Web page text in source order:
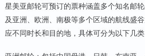
星美亚邮轮可预订的票种涵盖多个知名邮
及亚洲、欧洲、南极等多个区域的航线盛
应不同时长和目的地，具体可分为以下几类